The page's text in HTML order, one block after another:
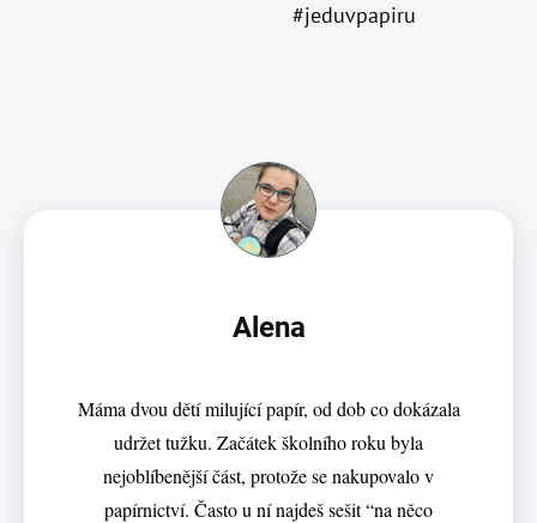
#jeduvpapiru
Alena
Máma dvou dětí milující papír, od dob co dokázala
udržet tužku. Začátek školního roku byla
nejoblíbenější část, protože se nakupovalo v
papírnictví. Často u ní najdeš sešit “na něco